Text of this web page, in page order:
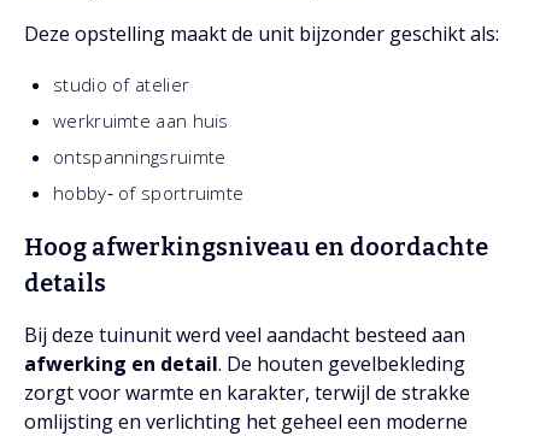
Deze opstelling maakt de unit bijzonder geschikt als:
studio of atelier
werkruimte aan huis
ontspanningsruimte
hobby‑ of sportruimte
Hoog afwerkingsniveau en doordachte
details
Bij deze tuinunit werd veel aandacht besteed aan
afwerking en detail. De houten gevelbekleding
zorgt voor warmte en karakter, terwijl de strakke
omlijsting en verlichting het geheel een moderne